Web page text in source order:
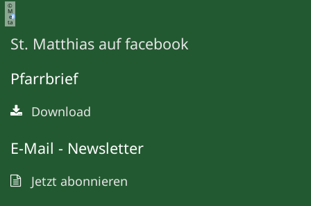
©
M
e
ta
St. Matthias auf facebook
Pfarrbrief
Download
E-Mail - Newsletter
Jetzt abonnieren